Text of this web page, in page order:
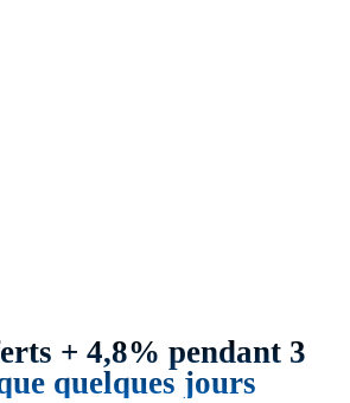
+ 4,8% pendant 3
quelques jours